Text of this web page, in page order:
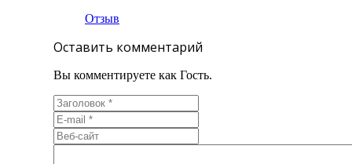
Отзыв
Оставить комментарий
Вы комментируете как Гость.